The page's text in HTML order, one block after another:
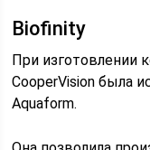
Biofinity
При изготовлении
CooperVision была
Aquaform.